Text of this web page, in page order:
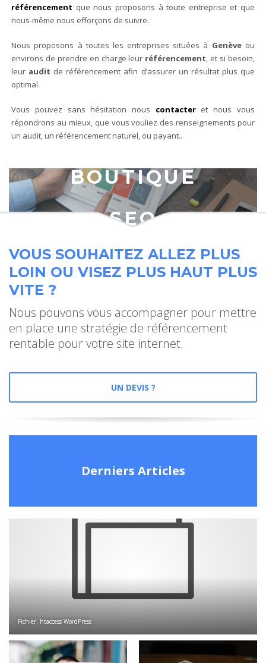
référencement que nous proposons à toute entreprise et que
nous-même nous efforçons de suivre.
Nous proposons à toutes les entreprises situées à Genève ou
environs de prendre en charge leur référencement , et si besoin,
leur audit de référencement afin d’assurer un résultat plus que
optimal.
Vous pouvez sans hésitation nous contacter et nous vous
répondrons au mieux, que vous vouliez des renseignements pour
un audit, un référencement naturel, ou payant..
BOUTIQUE
SEO
VOUS SOUHAITEZ ALLEZ PLUS
LOIN OU VISEZ PLUS HAUT PLUS
VITE ?
Nous pouvons vous accompagner pour mettre
en place une stratégie de référencement
rentable pour votre site internet.
UN DEVIS ?
Derniers Articles
Fichier .htaccess WordPress